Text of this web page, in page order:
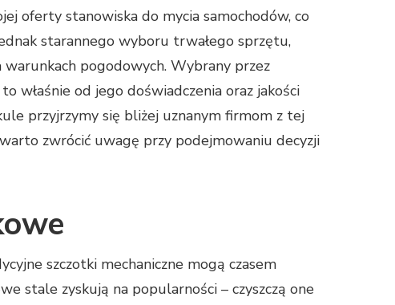
oferty stanowiska do mycia samochodów, co
starannego wyboru trwałego sprzętu,
pogodowych. Wybrany przez
od jego doświadczenia oraz jakości
przyjrzymy się bliżej uznanym firmom z tej
zwrócić uwagę przy podejmowaniu decyzji
szczotki mechaniczne mogą czasem
stale zyskują na popularności – czyszczą one